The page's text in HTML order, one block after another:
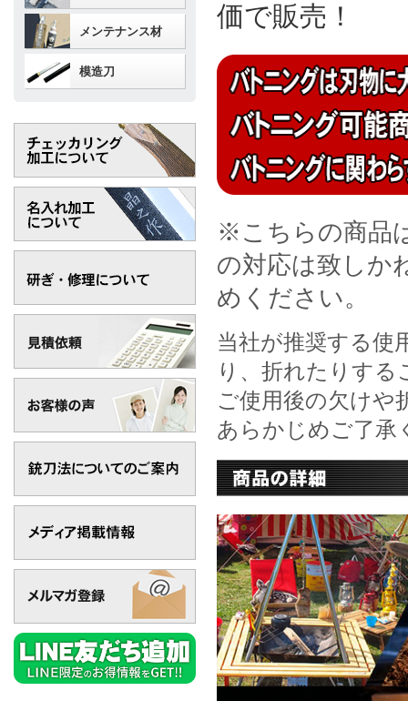
価で販売！
※こちらの商品
の対応は致しか
めください。
当社が推奨する使
り、折れたりす
ご使用後の欠けや
あらかじめご了承
メンテナンス材
模造刀